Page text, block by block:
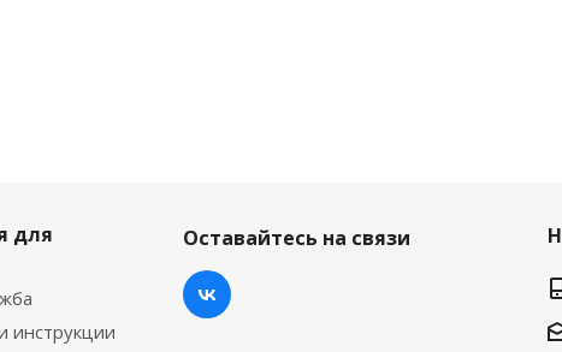
для
инструкции
Оставайтесь на связи